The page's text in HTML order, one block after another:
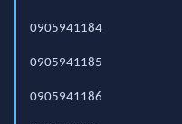
0905941184
0905941185
0905941186